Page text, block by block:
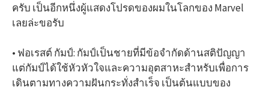
ครับ เป็นอีกหนึ่งผู้แสดงโปรดของผมในโลกของ Marvel
เลยล่ะขอรับ
• ฟอเรสต์ กัมป์: กัมป์เป็นชายที่มีข้อจำกัดด้านสติปัญญา
แต่กัมป์ได้ใช้หัวหัวใจและความอุตสาหะสำหรับเพื่อการ
เดินตามทางความฝันกระทั่งสำเร็จ เป็นต้นแบบของ